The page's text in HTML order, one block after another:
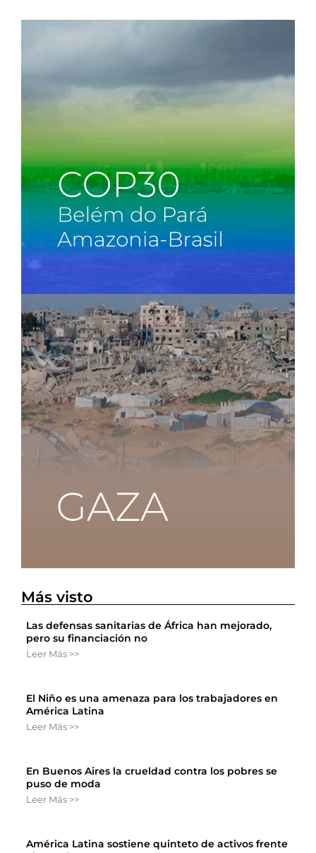
Más visto
Las defensas sanitarias de África han mejorado,
pero su financiación no
Leer Más >>
El Niño es una amenaza para los trabajadores en
América Latina
Leer Más >>
En Buenos Aires la crueldad contra los pobres se
puso de moda
Leer Más >>
América Latina sostiene quinteto de activos frente